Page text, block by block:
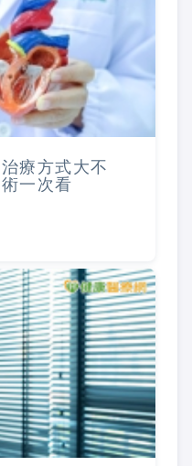
療方式大不
一次看